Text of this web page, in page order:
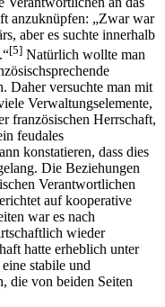
anzuknüpfen: „Zwar war
aber es suchte innerhalb
[5] Natürlich wollte man
Daher versuchte man mit
Verwaltungselemente,
französischen Herrschaft,
feudales
konstatieren, dass dies
Die Beziehungen
Verantwortlichen
auf kooperative
war es nach
wieder
hatte erheblich unter
stabile und
die von beiden Seiten